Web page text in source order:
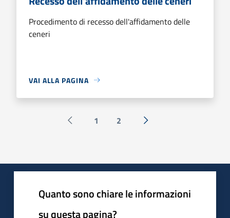
Procedimento di recesso dell'affidamento delle
ceneri
VAI ALLA PAGINA
Pagina precedente
1 2 Successiva »
Quanto sono chiare le informazioni
su questa pagina?